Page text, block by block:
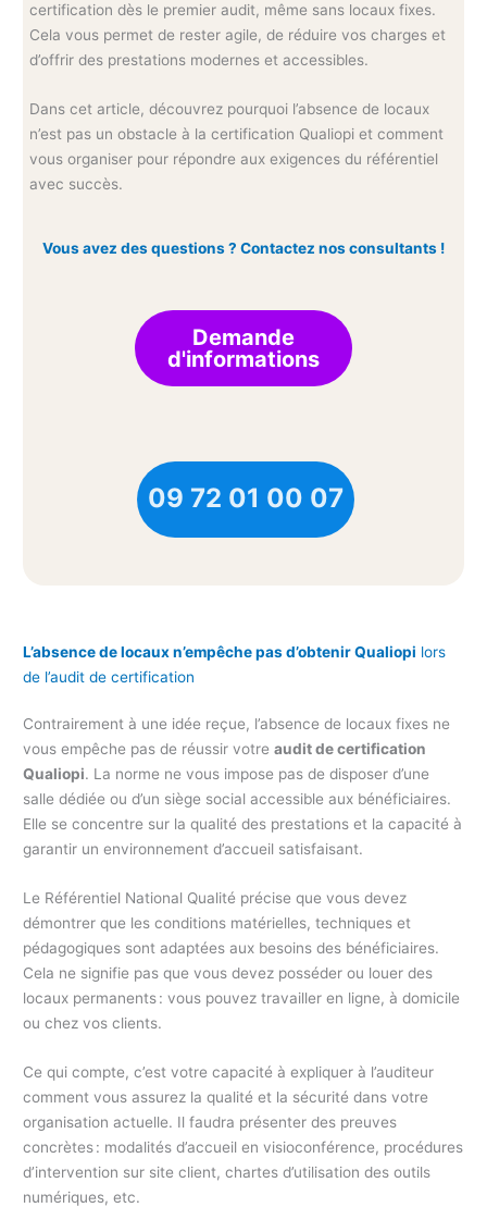
certification dès le premier audit, même sans locaux fixes.
Cela vous permet de rester agile, de réduire vos charges et
d’offrir des prestations modernes et accessibles.
Dans cet article, découvrez pourquoi l’absence de locaux
n’est pas un obstacle à la certification Qualiopi et comment
vous organiser pour répondre aux exigences du référentiel
avec succès.
Vous avez des questions ? Contactez nos consultants !
Demande
d'informations
09 72 01 00 07
L’absence de locaux n’empêche pas d’obtenir Qualiopi lors
de l’audit de certification
Contrairement à une idée reçue, l’absence de locaux fixes ne
vous empêche pas de réussir votreaudit de certification
Qualiopi. La norme ne vous impose pas de disposer d’une
salle dédiée ou d’un siège social accessible aux bénéficiaires.
Elle se concentre sur la qualité des prestations et la capacité à
garantir un environnement d’accueil satisfaisant.
Le Référentiel National Qualité précise que vous devez
démontrer que les conditions matérielles, techniques et
pédagogiques sont adaptées aux besoins des bénéficiaires.
Cela ne signifie pas que vous devez posséder ou louer des
locaux permanents : vous pouvez travailler en ligne, à domicile
ou chez vos clients.
Ce qui compte, c’est votre capacité à expliquer à l’auditeur
comment vous assurez la qualité et la sécurité dans votre
organisation actuelle. Il faudra présenter des preuves
concrètes : modalités d’accueil en visioconférence, procédures
d’intervention sur site client, chartes d’utilisation des outils
numériques, etc.